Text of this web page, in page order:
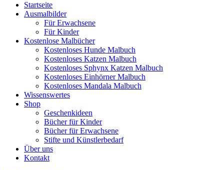
Startseite
Ausmalbilder
Für Erwachsene
Für Kinder
Kostenlose Malbücher
Kostenloses Hunde Malbuch
Kostenloses Katzen Malbuch
Kostenloses Sphynx Katzen Malbuch
Kostenloses Einhörner Malbuch
Kostenloses Mandala Malbuch
Wissenswertes
Shop
Geschenkideen
Bücher für Kinder
Bücher für Erwachsene
Stifte und Künstlerbedarf
Über uns
Kontakt